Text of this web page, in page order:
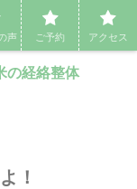
ママッサージ・エステ
の経絡整体
！
声 ご予約 アクセス